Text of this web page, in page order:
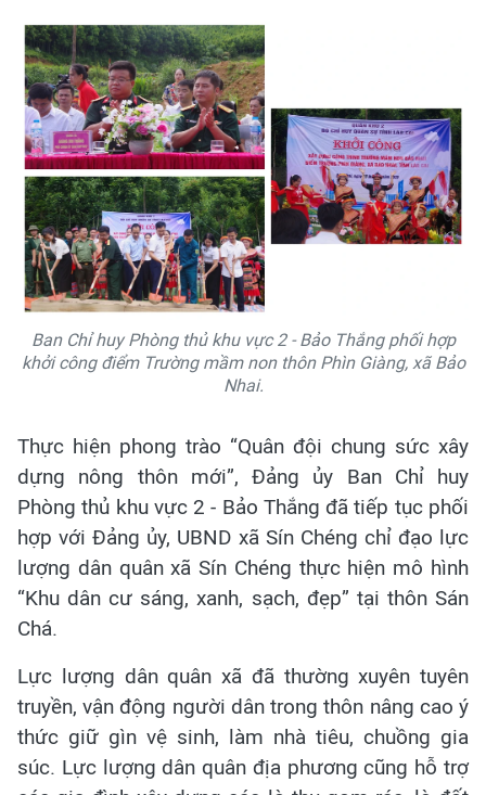
Ban Chỉ huy Phòng thủ khu vực 2 - Bảo Thắng phối hợp
khởi công điểm Trường mầm non thôn Phìn Giàng, xã Bảo
Nhai.
Thực hiện phong trào “Quân đội chung sức xây
dựng nông thôn mới”, Đảng ủy Ban Chỉ huy
Phòng thủ khu vực 2 - Bảo Thắng đã tiếp tục phối
hợp với Đảng ủy, UBND xã Sín Chéng chỉ đạo lực
lượng dân quân xã Sín Chéng thực hiện mô hình
“Khu dân cư sáng, xanh, sạch, đẹp” tại thôn Sán
Chá.
Lực lượng dân quân xã đã thường xuyên tuyên
truyền, vận động người dân trong thôn nâng cao ý
thức giữ gìn vệ sinh, làm nhà tiêu, chuồng gia
súc. Lực lượng dân quân địa phương cũng hỗ trợ